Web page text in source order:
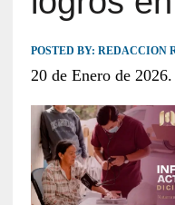
POSTED BY: REDACCION
20 de Enero de 2026.